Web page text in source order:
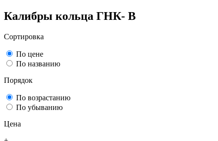
Калибры кольца ГНК- В
Сортировка
По цене
По названию
Порядок
По возрастанию
По убыванию
Цена